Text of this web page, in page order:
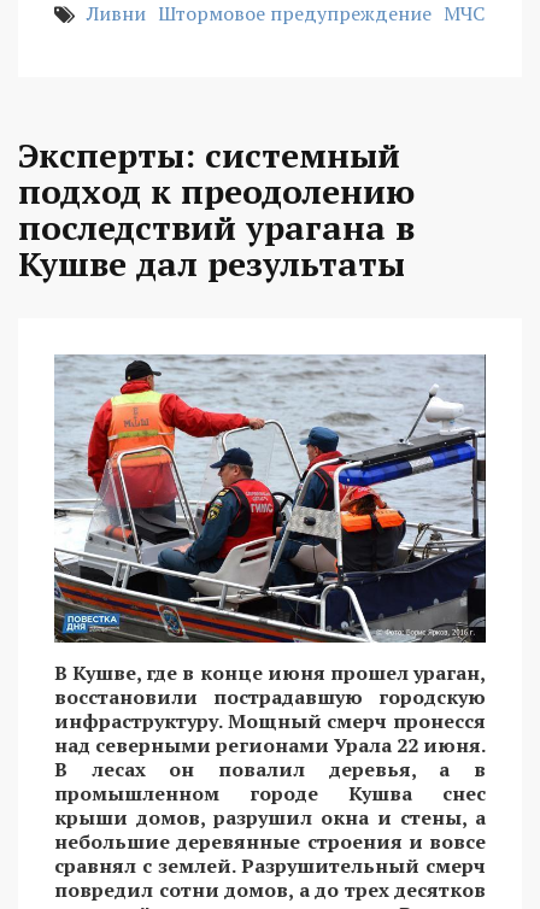
Ливни Штормовое предупреждение МЧС
Эксперты: системный
подход к преодолению
последствий урагана в
Кушве дал результаты
В Кушве, где в конце июня прошел ураган,
восстановили пострадавшую городскую
инфраструктуру. Мощный смерч пронесся
над северными регионами Урала 22 июня.
В лесах он повалил деревья, а в
промышленном городе Кушва снес
крыши домов, разрушил окна и стены, а
небольшие деревянные строения и вовсе
сравнял с землей. Разрушительный смерч
повредил сотни домов, а до трех десятков